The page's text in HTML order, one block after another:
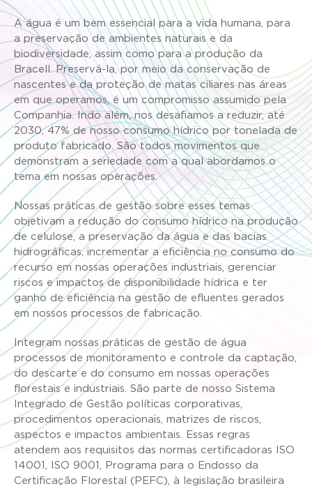
A água é um bem essencial para a vida humana, para
a preservação de ambientes naturais e da
biodiversidade, assim como para a produção da
Bracell. Preservá-la, por meio da conservação de
nascentes e da proteção de matas ciliares nas áreas
em que operamos, é um compromisso assumido pela
Companhia. Indo além, nos desafiamos a reduzir, até
2030, 47% de nosso consumo hídrico por tonelada de
produto fabricado. São todos movimentos que
demonstram a seriedade com a qual abordamos o
tema em nossas operações.
Nossas práticas de gestão sobre esses temas
objetivam a redução do consumo hídrico na produção
de celulose, a preservação da água e das bacias
hidrográficas, incrementar a eficiência no consumo do
recurso em nossas operações industriais, gerenciar
riscos e impactos de disponibilidade hídrica e ter
ganho de eficiência na gestão de efluentes gerados
em nossos processos de fabricação.
Integram nossas práticas de gestão de água
processos de monitoramento e controle da captação,
do descarte e do consumo em nossas operações
florestais e industriais. São parte de nosso Sistema
Integrado de Gestão políticas corporativas,
procedimentos operacionais, matrizes de riscos,
aspectos e impactos ambientais. Essas regras
atendem aos requisitos das normas certificadoras ISO
14001, ISO 9001, Programa para o Endosso da
Certificação Florestal (PEFC), à legislação brasileira